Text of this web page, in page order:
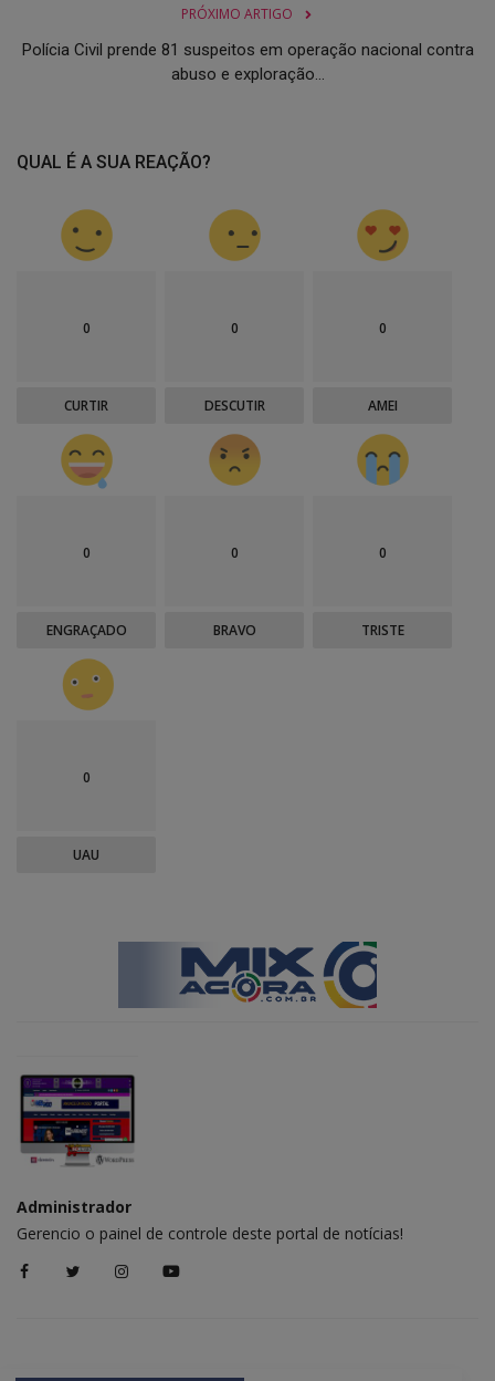
PRÓXIMO ARTIGO
Polícia Civil prende 81 suspeitos em operação nacional contra
abuso e exploração...
QUAL É A SUA REAÇÃO?
0
CURTIR
0
DESCUTIR
0
AMEI
0
ENGRAÇADO
0
BRAVO
0
TRISTE
0
UAU
Administrador
Gerencio o painel de controle deste portal de notícias!